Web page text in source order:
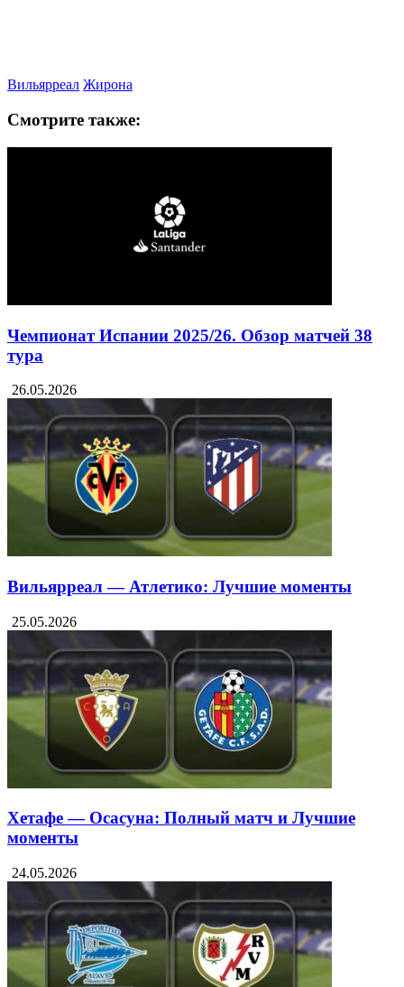
Вильярреал Жирона
Смотрите также:
Чемпионат Испании 2025/26. Обзор матчей 38
тура
26.05.2026
Вильярреал — Атлетико: Лучшие моменты
25.05.2026
Хетафе — Осасуна: Полный матч и Лучшие
моменты
24.05.2026